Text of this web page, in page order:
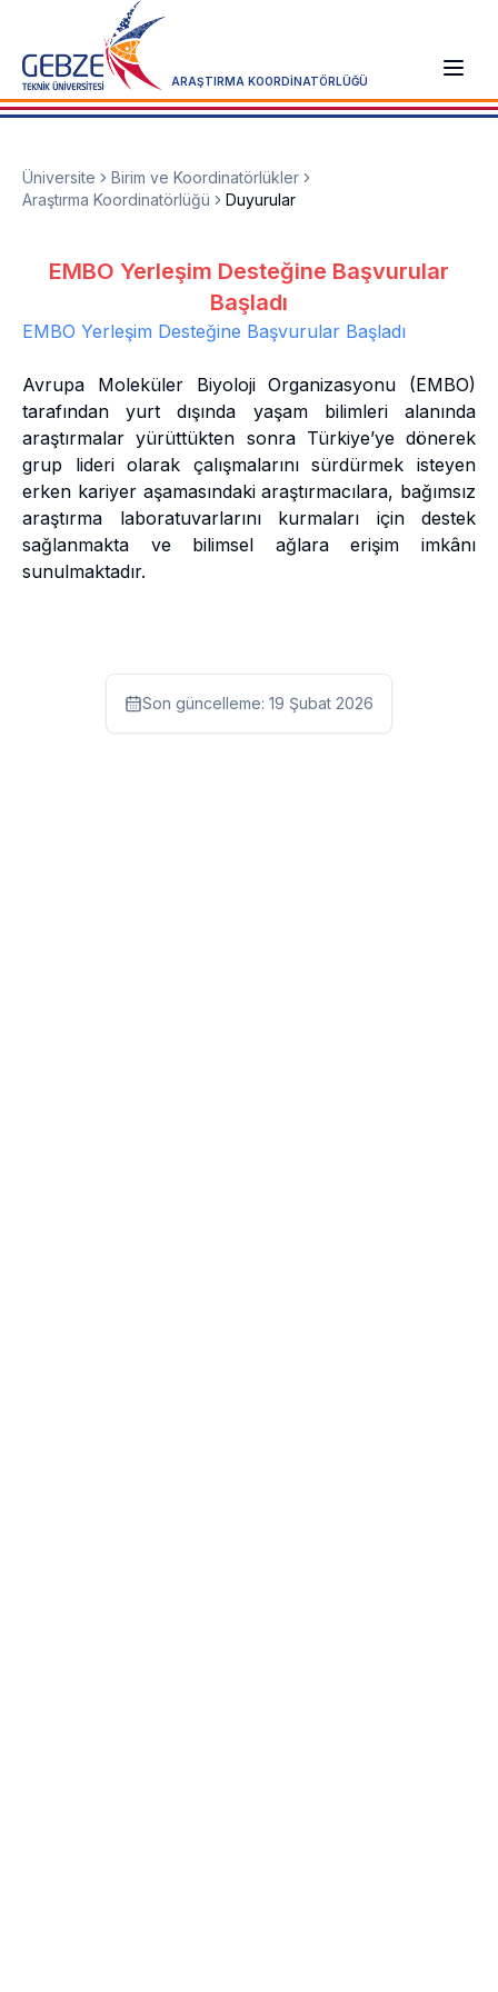
ARAŞTIRMA KOORDİNATÖRLÜĞÜ
Üniversite
Birim ve Koordinatörlükler
Araştırma Koordinatörlüğü
Duyurular
EMBO Yerleşim Desteğine Başvurular
Başladı
EMBO Yerleşim Desteğine Başvurular Başladı
Avrupa Moleküler Biyoloji Organizasyonu (EMBO)
tarafından yurt dışında yaşam bilimleri alanında
araştırmalar yürüttükten sonra Türkiye’ye dönerek
grup lideri olarak çalışmalarını sürdürmek isteyen
erken kariyer aşamasındaki araştırmacılara, bağımsız
araştırma laboratuvarlarını kurmaları için destek
sağlanmakta ve bilimsel ağlara erişim imkânı
sunulmaktadır.
Son güncelleme: 19 Şubat 2026